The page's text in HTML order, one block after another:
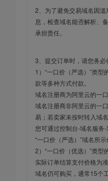
2、为了避免交易域名因
息，检查域名能否解析、
承担责任。
3、提交订单时，请您务必
1）“一口价（严选）”类
款等多种方式付款。
域名注册商为阿里云的一
域名注册商非阿里云的一
易；若卖家未按时转入域
您可通过控制台-域名服务
“一口价（严选）”域名所
2）“一口价（优选）”类
实际订单结算支付价格为
域名仍可购买，通常15个